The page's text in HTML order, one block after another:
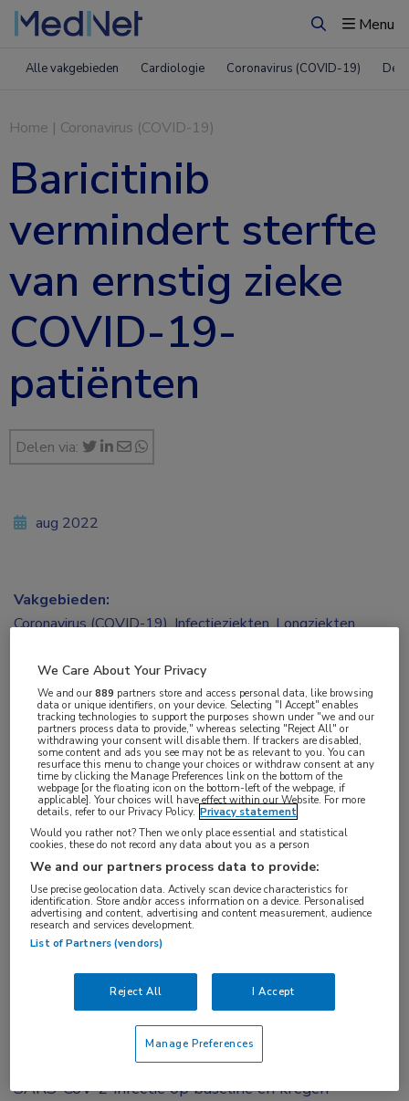
ZoekenMenu
Alle vakgebieden Cardiologie Coronavirus (COVID-19)
Home | Coronavirus (COVID-19)
Baricitinib
vermindert sterfte
van ernstig zieke
COVID-19-
patiënten
Delen via:
Bij ernstig zieke opgenomen COVID-19-patiënten
die invasieve mechanische beademing of
extracorporale membraanoxygenatie kregen,
verminderde de behandeling met baricitinib de
sterfte. Dit is gevonden in een verkennende
analyse van de COV-BARRIER-studie.
De fase III-studie COV-BARRIER is uitgevoerd in
Argentinië, Brazilië, Mexico en de Verenigde Staten.
De 101 deelnemers waren in het ziekenhuis
opgenomen en hadden een laboratorium-bevestigde
SARS-CoV-2-infectie op baseline en kregen
aug 2022
Vakgebieden:
Coronavirus (COVID-19),Infectieziekten,Longziekten
Tags:
baricitinib,beademing,COVID-19,extracorporele
membraanoxygenatie,SARS-CoV-2
We Care About Your Privacy
We and our889 partners store and access personal data, like browsing
data or unique identifiers, on your device. Selecting "I Accept" enables
tracking technologies to support the purposes shown under "we and our
partners process data to provide," whereas selecting "Reject All" or
withdrawing your consent will disable them. If trackers are disabled,
some content and ads you see may not be as relevant to you. You can
resurface this menu to change your choices or withdraw consent at any
time by clicking the Manage Preferences link on the bottom of the
webpage [or the floating icon on the bottom-left of the webpage, if
applicable]. Your choices will have effect within our Website. For more
details, refer to our Privacy Policy. Privacy statement
Would you rather not? Then we only place essential and statistical
cookies, these do not record any data about you as a person
We and our partners process data to provide:
Use precise geolocation data. Actively scan device characteristics for
identification. Store and/or access information on a device. Personalised
advertising and content, advertising and content measurement, audience
research and services development.
List of Partners (vendors)
Reject All I Accept
Manage Preferences